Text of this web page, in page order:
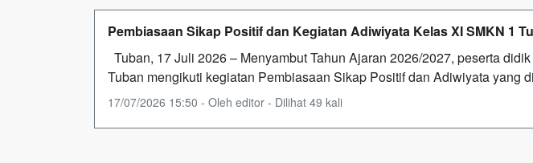
Pembiasaan Sikap Positif dan Kegiatan Adiwiyata Kelas XI SMKN 1
Tuban, 17 Juli 2026 – Menyambut Tahun Ajaran 2026/2027, peserta
Tuban mengikuti kegiatan Pembiasaan Sikap Positif dan Adiwiyata yang
17/07/2026 15:50 - Oleh editor - Dilihat 49 kali